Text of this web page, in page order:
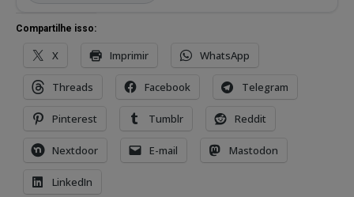
Compartilhe isso:
X Imprimir WhatsApp
Threads Facebook Telegram
Pinterest Tumblr Reddit
Nextdoor E-mail Mastodon
LinkedIn